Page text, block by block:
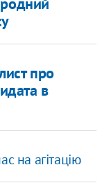
про
в
на агітацію